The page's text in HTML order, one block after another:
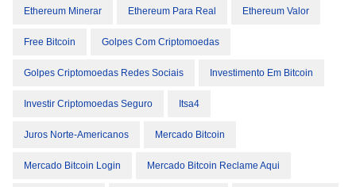
Ethereum Minerar Ethereum Para Real Ethereum Valor
Free Bitcoin Golpes Com Criptomoedas
Golpes Criptomoedas Redes Sociais Investimento Em Bitcoin
Investir Criptomoedas Seguro Itsa4
Juros Norte-Americanos Mercado Bitcoin
Mercado Bitcoin Login Mercado Bitcoin Reclame Aqui